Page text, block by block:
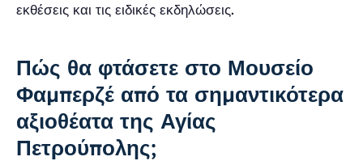
εκθέσεις και τις ειδικές εκδηλώσεις.
Πώς θα φτάσετε στο Μουσείο
Φαμπερζέ από τα σημαντικότερα
αξιοθέατα της Αγίας
Πετρούπολης;